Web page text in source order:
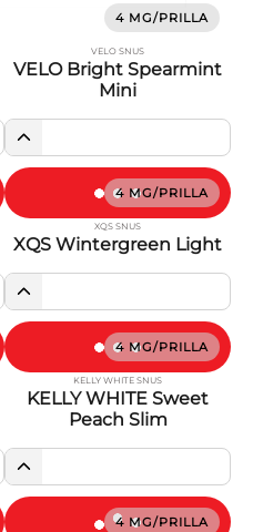
4 MG/PRILLA
VELO SNUS
VELO Bright Spearmint
Mini
4 MG/PRILLA
XQS SNUS
XQS Wintergreen Light
4 MG/PRILLA
KELLY WHITE SNUS
KELLY WHITE Sweet
Peach Slim
4 MG/PRILLA